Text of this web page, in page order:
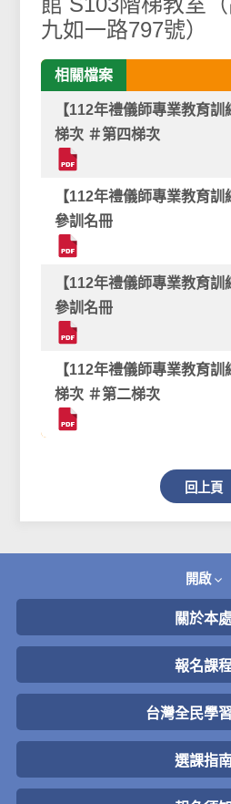
九如一路797號）
相關檔案
【112年禮儀師專業教育
梯次 ＃第四梯次
【112年禮儀師專業教育
參訓名冊
【112年禮儀師專業教育
參訓名冊
【112年禮儀師專業教育
梯次 ＃第二梯次
回上頁
開啟
關於本
報名課
台灣全民學
選課指南